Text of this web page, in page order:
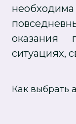
оказания
ситуациях,
Как выбрать